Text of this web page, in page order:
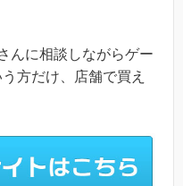
んに相談しながらゲー
方だけ、店舗で買え